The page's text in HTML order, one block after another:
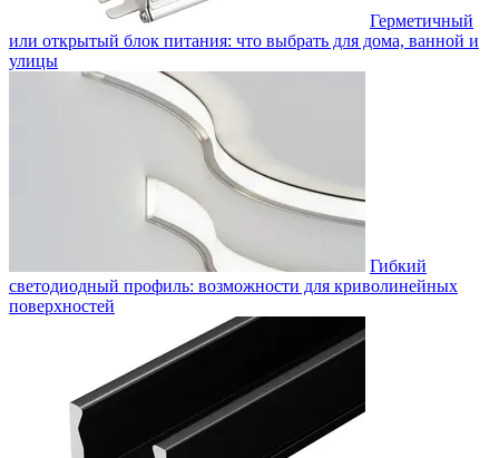
Герметичный
или открытый блок питания: что выбрать для дома, ванной и
улицы
Гибкий
светодиодный профиль: возможности для криволинейных
поверхностей